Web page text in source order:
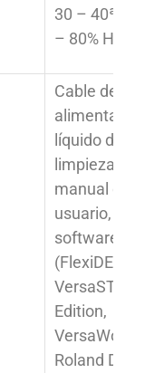
30 – 40ªC / 40
– 80% HR
Cable de
alimentación,
líquido de
limpieza,
manual de
usuario,
software
VersaSTUDIO
Edition,
VersaWorks,
Roland DG